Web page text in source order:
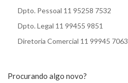
Dpto. Pessoal 11 95258 7532
Dpto. Legal 11 99455 9851
Diretoria Comercial 11 99945 7063
Procurando algo novo?